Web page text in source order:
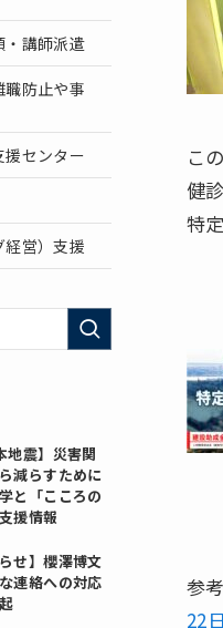
こ
健
特
参
22
・講師派遣
職防止や事
センター
営）支援
地震】災害関
減らすために
と「こころの
援情報
せ】櫻澤博文
連絡への対応